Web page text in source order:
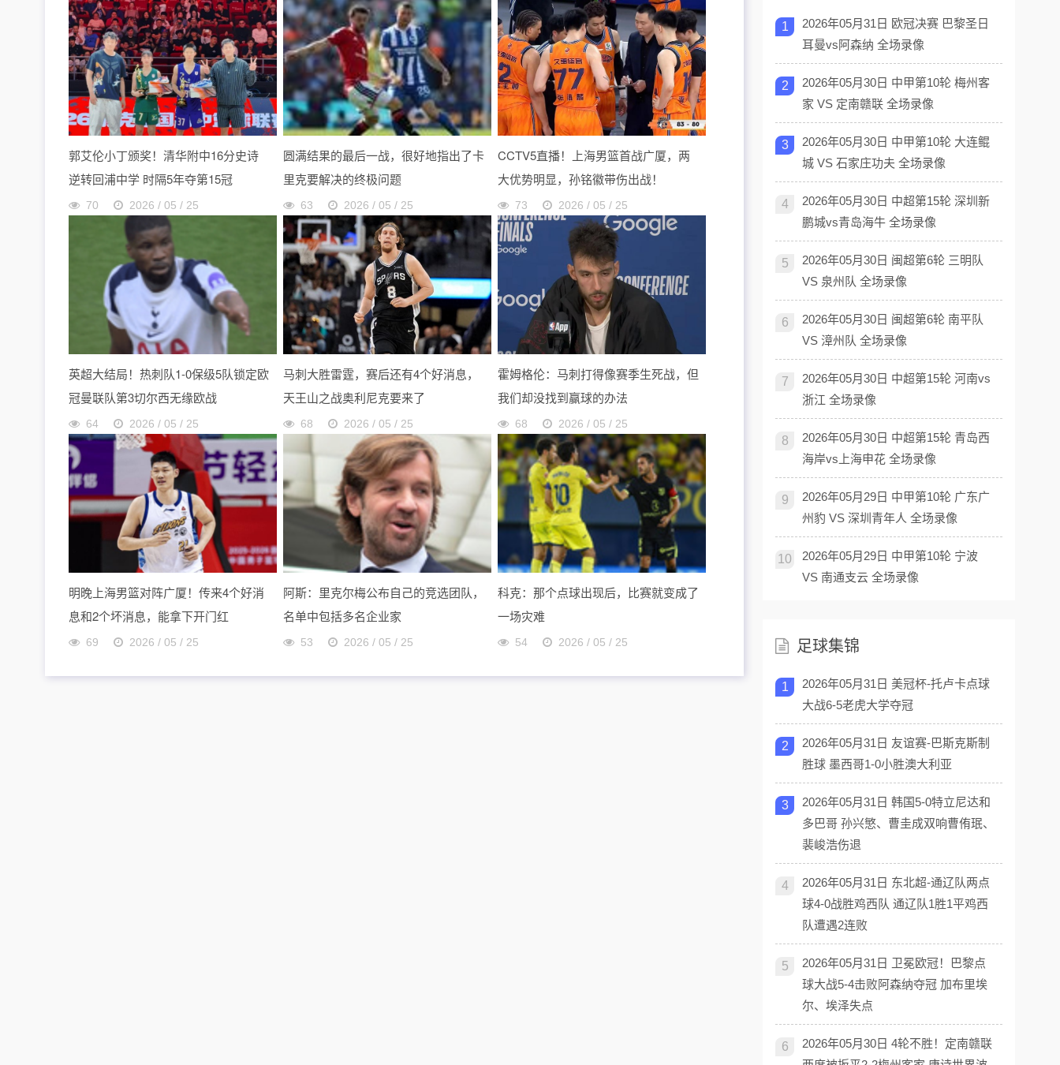
郭艾伦小丁颁奖！清华附中16分史诗
逆转回浦中学 时隔5年夺第15冠
70 2026 / 05 / 25
圆满结果的最后一战，很好地指出了卡
里克要解决的终极问题
63 2026 / 05 / 25
CCTV5直播！上海男篮首战广厦，两
大优势明显，孙铭徽带伤出战！
73 2026 / 05 / 25
英超大结局！热刺队1-0保级5队锁定欧
冠曼联队第3切尔西无缘欧战
64 2026 / 05 / 25
马刺大胜雷霆，赛后还有4个好消息，
天王山之战奥利尼克要来了
68 2026 / 05 / 25
霍姆格伦：马刺打得像赛季生死战，但
我们却没找到赢球的办法
68 2026 / 05 / 25
明晚上海男篮对阵广厦！传来4个好消
息和2个坏消息，能拿下开门红
69 2026 / 05 / 25
阿斯：里克尔梅公布自己的竞选团队，
名单中包括多名企业家
53 2026 / 05 / 25
科克：那个点球出现后，比赛就变成了
一场灾难
54 2026 / 05 / 25
1
2026年05月31日 欧冠决赛 巴黎圣日
耳曼vs阿森纳 全场录像
2
2026年05月30日 中甲第10轮 梅州客
家 VS 定南赣联 全场录像
3
2026年05月30日 中甲第10轮 大连鲲
城 VS 石家庄功夫 全场录像
4
2026年05月30日 中超第15轮 深圳新
鹏城vs青岛海牛 全场录像
5
2026年05月30日 闽超第6轮 三明队
VS 泉州队 全场录像
6
2026年05月30日 闽超第6轮 南平队
VS 漳州队 全场录像
7
2026年05月30日 中超第15轮 河南vs
浙江 全场录像
8
2026年05月30日 中超第15轮 青岛西
海岸vs上海申花 全场录像
9
2026年05月29日 中甲第10轮 广东广
州豹 VS 深圳青年人 全场录像
10
2026年05月29日 中甲第10轮 宁波
VS 南通支云 全场录像
足球集锦
1
2026年05月31日 美冠杯-托卢卡点球
大战6-5老虎大学夺冠
2
2026年05月31日 友谊赛-巴斯克斯制
胜球 墨西哥1-0小胜澳大利亚
3
2026年05月31日 韩国5-0特立尼达和
多巴哥 孙兴慜、曹圭成双响曹侑珉、
裴峻浩伤退
4
2026年05月31日 东北超-通辽队两点
球4-0战胜鸡西队 通辽队1胜1平鸡西
队遭遇2连败
5
2026年05月31日 卫冕欧冠！巴黎点
球大战5-4击败阿森纳夺冠 加布里埃
尔、埃泽失点
6
2026年05月30日 4轮不胜！定南赣联